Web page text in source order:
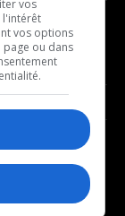
franco
vos
l'intérêt
vos options
page ou dans